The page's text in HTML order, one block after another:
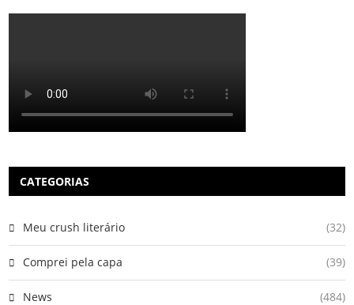
CATEGORIAS
Meu crush literário (32)
Comprei pela capa (39)
News (484)